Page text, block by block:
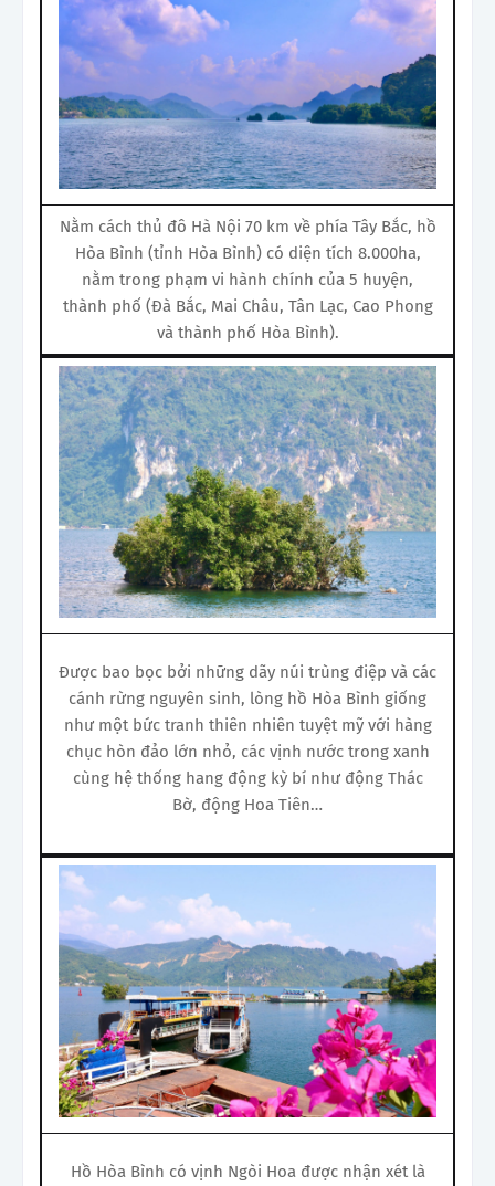
Nằm cách thủ đô Hà Nội 70 km về phía Tây Bắc, hồ
Hòa Bình (tỉnh Hòa Bình) có diện tích 8.000ha,
nằm trong phạm vi hành chính của 5 huyện,
thành phố (Đà Bắc, Mai Châu, Tân Lạc, Cao Phong
và thành phố Hòa Bình).
Được bao bọc bởi những dãy núi trùng điệp và các
cánh rừng nguyên sinh, lòng hồ Hòa Bình giống
như một bức tranh thiên nhiên tuyệt mỹ với hàng
chục hòn đảo lớn nhỏ, các vịnh nước trong xanh
cùng hệ thống hang động kỳ bí như động Thác
Bờ, động Hoa Tiên…
Hồ Hòa Bình có vịnh Ngòi Hoa được nhận xét là